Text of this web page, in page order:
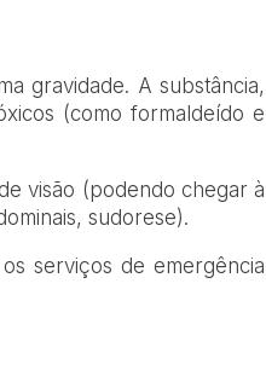
gravidade. A substância,
(como formaldeído e
visão (podendo chegar à
sudorese).
serviços de emergência